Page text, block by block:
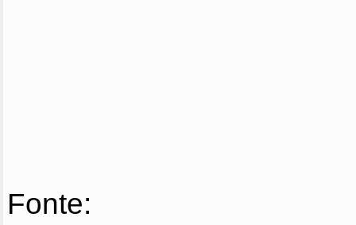
Fonte: